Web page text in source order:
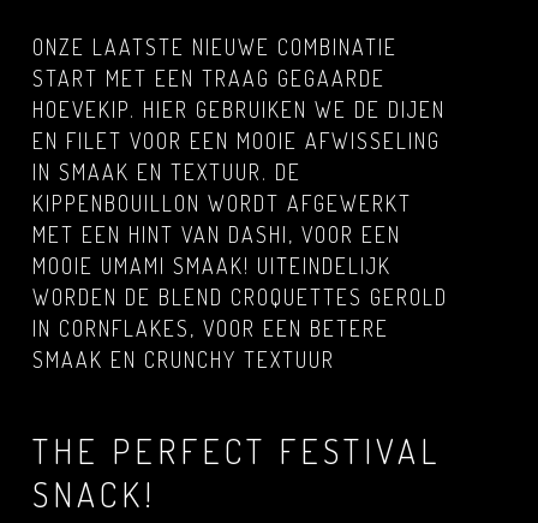
ONZE LAATSTE NIEUWE COMBINATIE
START MET EEN TRAAG GEGAARDE
HOEVEKIP. HIER GEBRUIKEN WE DE DIJEN
EN FILET VOOR EEN MOOIE AFWISSELING
IN SMAAK EN TEXTUUR. DE
KIPPENBOUILLON WORDT AFGEWERKT
MET EEN HINT VAN DASHI, VOOR EEN
MOOIE UMAMI SMAAK! UITEINDELIJK
WORDEN DE BLEND CROQUETTES GEROLD
IN CORNFLAKES, VOOR EEN BETERE
SMAAK EN CRUNCHY TEXTUUR
THE PERFECT FESTIVAL
SNACK!